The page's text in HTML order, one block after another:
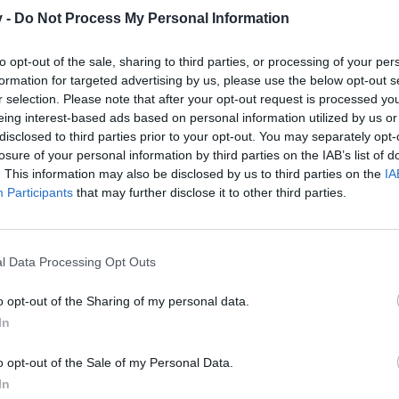
- Do Not Process My Personal Information
opt-out of the sale, sharing to third parties, or processing of your
for targeted advertising by us, please use the below opt-out
selection. Please note that after your opt-out request is processed
interest-based ads based on personal information utilized by us
to third parties prior to your opt-out. You may separately
of your personal information by third parties on the IAB’s list of
This information may also be disclosed by us to third parties on the
Participants that may further disclose it to other third parties.
Data Processing Opt Outs
opt-out of the Sharing of my personal data.
opt-out of the Sale of my Personal Data.
habe ich jetzt zwei seiner Set-Teile und für das dritte fehlen nur
Sinn alles auszurüsten?
Def-Boni und da habe ich den Helm genommen. Dadurch
weniger Dmg aber das kann ich verkraften.
aber schwer. Den Mantel statt des Mantel des Helden zu
dmg durch Stein-Upgrades bekommen kann.
fällig. Wenn ich die Schulter des Drachentöters ersetze
Summa sumarum ergäbe sich wieder ein Dmg-Verlust,
bekommen von Leuten, die auch vor der Wahl stehen oder